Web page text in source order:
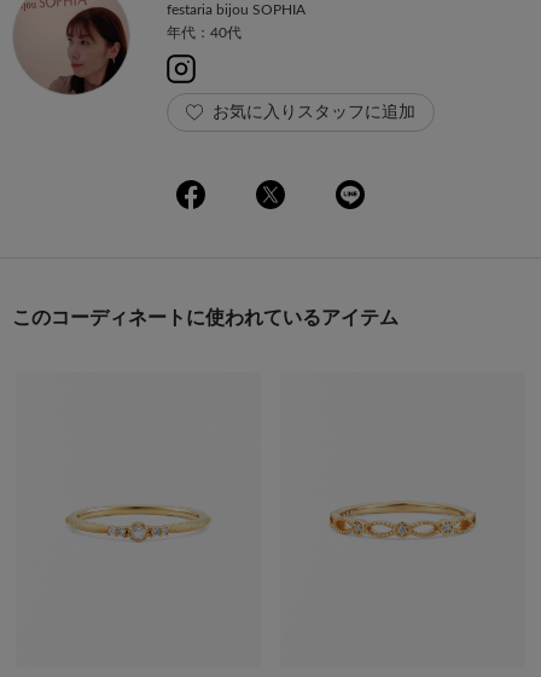
festaria bijou SOPHIA
年代：40代
お気に入りスタッフに追加
このコーディネートに使われているアイテム